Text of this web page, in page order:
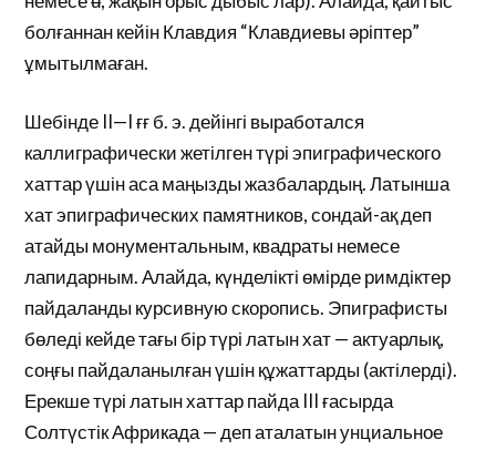
болғаннан кейін Клавдия “Клавдиевы әріптер”
ұмытылмаған.
Шебінде II—I ғғ б. э. дейінгі выработался
каллиграфически жетілген түрі эпиграфического
хаттар үшін аса маңызды жазбалардың. Латынша
хат эпиграфических памятников, сондай-ақ деп
атайды монументальным, квадраты немесе
лапидарным. Алайда, күнделікті өмірде римдіктер
пайдаланды курсивную скоропись. Эпиграфисты
бөледі кейде тағы бір түрі латын хат — актуарлық,
соңғы пайдаланылған үшін құжаттарды (актілерді).
Ерекше түрі латын хаттар пайда III ғасырда
Солтүстік Африкада — деп аталатын унциальное